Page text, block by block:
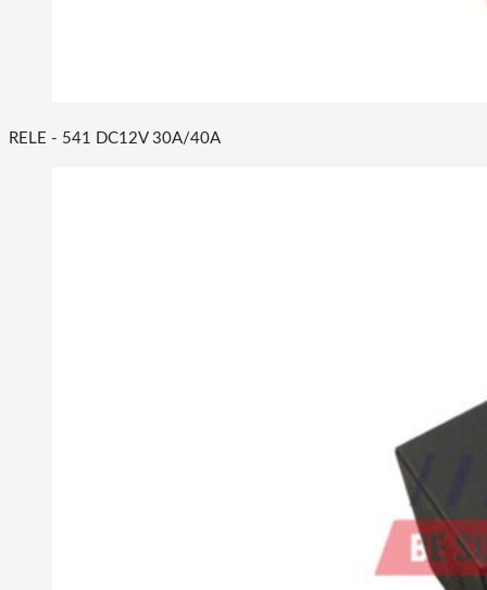
RELE - 541 DC12V 30A/40A